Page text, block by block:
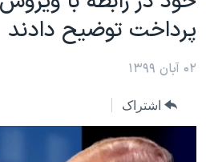
صفحه
اصلی
جهش
جستجو
آمریکا
جهان
ورزشی
گزیده‌ها
ویژه برنامه‌ها
ویدیوها
جدول برنامه ها
صفحه‌های ویژه
جام جهانی ۲۰۲۶
عملیات خشم حماسی
۲۵۰سالگی آمریکا
بایگانی برنامه‌های تلویزیونی
فرکانس‌های صدای آمریکا
پخش رادیویی
یادگیری زبان انگلیسی
پرداخت توضیح دادند
۰۲ آبان ۱۳۹۹
اشتراک